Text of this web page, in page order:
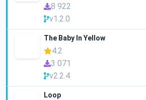
8 922
v1.2.0
The Baby In Yellow
4.2
3 071
v2.2.4
Loop